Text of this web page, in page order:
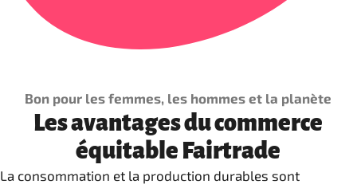
Bon pour les femmes, les hommes et la planète
Les avantages du commerce
équitable Fairtrade
La consommation et la production durables sont